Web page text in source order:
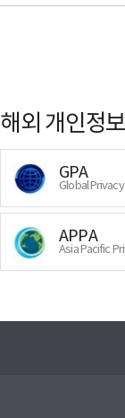
해외 개인정
GPA
Global
APPA
Asia Pacific